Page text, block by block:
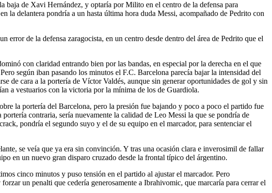
baja de Xavi Hernández, y optaría por Milito en el centro de la defensa para
la delantera pondría a un hasta última hora duda Messi, acompañado de Pedrito con
de la defensa zaragocista, en un centro desde dentro del área de Pedrito que el
con claridad entrando bien por las bandas, en especial por la derecha en el que
según iban pasando los minutos el F.C. Barcelona parecía bajar la intensidad del
de cara a la portería de Víctor Valdés, aunque sin generar oportunidades de gol y sin
a vestuarios con la victoria por la mínima de los de Guardiola.
la portería del Barcelona, pero la presión fue bajando y poco a poco el partido fue
contraria, sería nuevamente la calidad de Leo Messi la que se pondría de
pondría el segundo suyo y el de su equipo en el marcador, para sentenciar el
se veía que ya era sin convinción. Y tras una ocasión clara e inverosimil de fallar
en un nuevo gran disparo cruzado desde la frontal típico del árgentino.
cinco minutos y puso tensión en el partido al ajustar el marcador. Pero
un penalti que cedería generosamente a Ibrahivomic, que marcaría para cerrar el